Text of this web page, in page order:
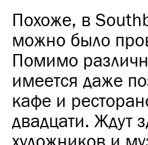
Похоже, в
можно было
Помимо
имеется даже
кафе и
двадцати. Ждут